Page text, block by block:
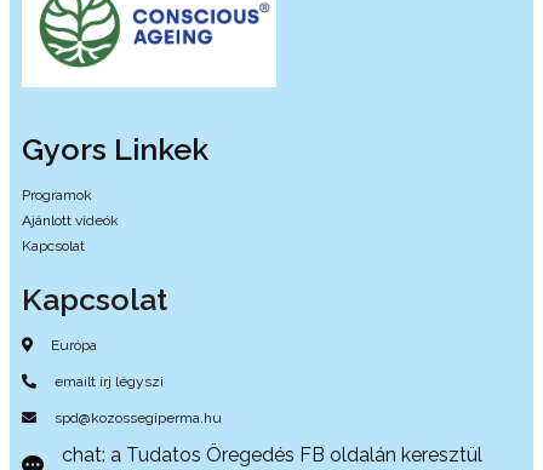
Gyors Linkek
Programok
Ajánlott videók
Kapcsolat
Kapcsolat
Európa
emailt írj légyszi
spd@kozossegiperma.hu
chat: a Tudatos Öregedés FB oldalán keresztül